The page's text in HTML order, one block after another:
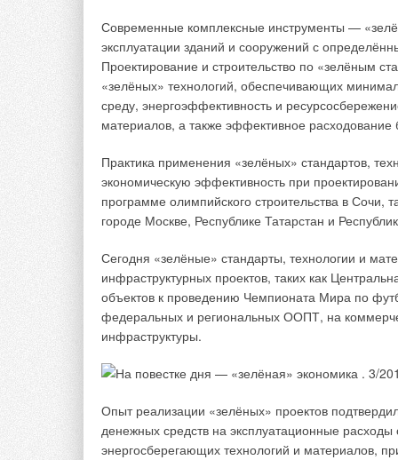
Современные комплексные инструменты —
эксплуатации зданий и сооружений с
Проектирование и строительство по «зелёным
«зелёных» технологий, обеспечивающих
среду, энергоэффективность и
материалов, а также эффективное расходование
Практика применения «зелёных» стандартов,
экономическую эффективность при
программе олимпийского строительства в Сочи,
городе Москве, Республике Татарстан и
Сегодня «зелёные» стандарты, технологии и
инфраструктурных проектов, таких как
объектов к проведению Чемпионата Мира по
федеральных и региональных ООПТ, на
инфраструктуры.
Опыт реализации «зелёных» проектов
денежных средств на эксплуатационные
энергосберегающих технологий и материалов,
В настоящее время
механизмов
экономики к
условиям,
процесс требует
В число экспертов
большим
представляющие
непосредственно в
с существующими
энергетики в
Тихоокеанскому
Азии,
преодолению
последовательно